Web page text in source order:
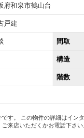
府和泉市鶴山台
戸建
間取
構造
階数
す。 この物件の詳細はイン
来店いただくかお電話下さい